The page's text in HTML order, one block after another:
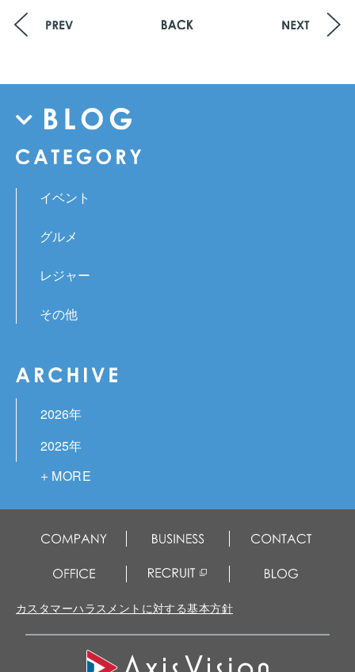
イベント
グルメ
レジャー
その他
2026年
2025年
2024年
2023年
2022年
2021年
2020年
2019年
カスタマーハラスメントに対する基本方針